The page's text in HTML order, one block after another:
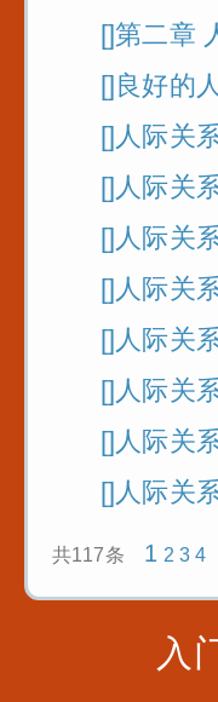
[]第二章
[]良好的
[]人际关
[]人际关
[]人际关
[]人际关
[]人际关
[]人际关
[]人际关
[]人际关
共117条 1 2 3 4
入